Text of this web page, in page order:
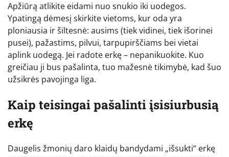
Apžiūrą atlikite eidami nuo snukio iki uodegos.
Ypatingą dėmesį skirkite vietoms, kur oda yra
ploniausia ir šiltesnė: ausims (tiek vidinei, tiek išorinei
pusei), pažastims, pilvui, tarpupirščiams bei vietai
aplink uodegą. Jei radote erkę – nepanikuokite. Kuo
greičiau ji bus pašalinta, tuo mažesnė tikimybė, kad šuo
užsikrės pavojinga liga.
Kaip teisingai pašalinti įsisiurbusią
erkę
Daugelis žmonių daro klaidų bandydami „išsukti“ erkę